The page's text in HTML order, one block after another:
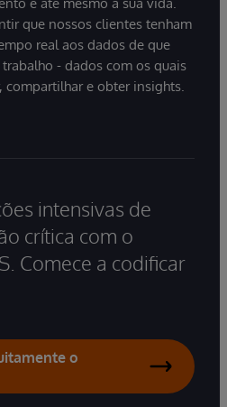
que nossos clientes tenham
real aos dados de que
- dados com os quais
compartilhar e obter insights.
intensivas de
crítica com o
Comece a codificar
o